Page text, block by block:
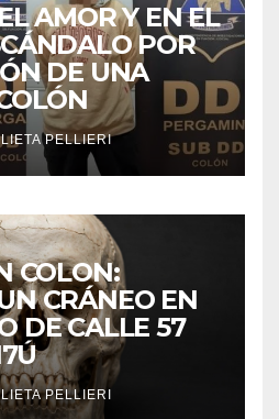
AMOR Y EN EL
POR
DE UNA
PELLIERI
COLON:
CRÁNEO EN
DE CALLE 57
PELLIERI